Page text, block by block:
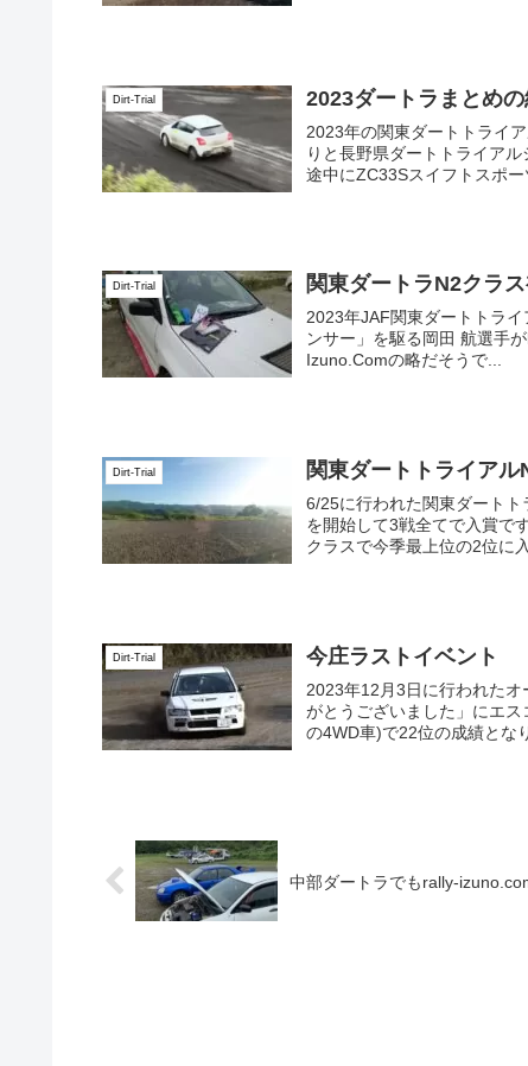
Dirt-Trial 2023ダートラまとめの
2023年の関東ダートトライ
りと長野県ダートトライア
途中にZC33Sスイフトスポー
Dirt-Trial 関東ダートラN2クラ
2023年JAF関東ダートトラ
ンサー」を駆る岡田 航選手
Izuno.Comの略だそうで...
Dirt-Trial 関東ダートトライア
6/25に行われた関東ダート
を開始して3戦全てで入賞で
クラスで今季最上位の2位に
Dirt-Trial 今庄ラストイベント
2023年12月3日に行われた
がとうございました」にエ
の4WD車)で22位の成績とな
中部ダートラでもrally-